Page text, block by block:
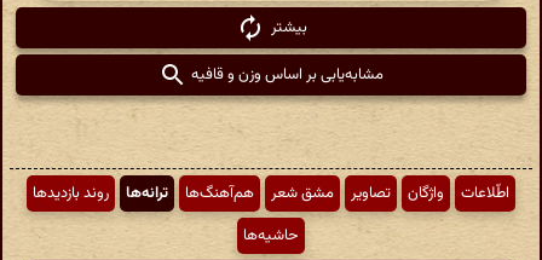
بیشتر
مشابه‌یابی بر اساس وزن و قافیه
اطّلاعات واژگان تصاویر مشق شعر هم‌آهنگ‌ها ترانه‌ها
روند بازدیدها
حاشیه‌ها